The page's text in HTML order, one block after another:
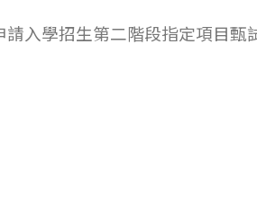
入學招生第二階段指定項目甄